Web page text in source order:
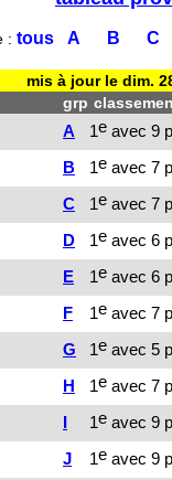
: tous A B C
mis à jour le dim.
grp
A 1e avec 9
B 1e avec 7
C 1e avec 7
D 1e avec 6
E 1e avec 6
F 1e avec 7
G 1e avec 5
H 1e avec 7
I 1e avec 9
J 1e avec 9